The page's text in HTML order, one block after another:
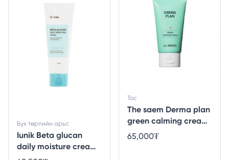
Iunik Beta glucan
daily moisture cream
- 60ml
Бүх төрлийн арьс
The saem Derma plan
green calming cream
- 70ml
Тос
65,000₮